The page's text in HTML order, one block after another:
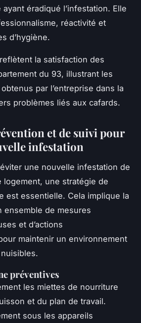
éradiqué l’infestation. Elle
réactivité et
d’hygiène.
la satisfaction des
du 93, illustrant les
par l’entreprise dans la
problèmes liés aux cafards.
et de suivi pour
infestation
une nouvelle infestation de
logement, une stratégie de
est essentielle. Cela implique la
ensemble de mesures
et d’actions
maintenir un environnement
préventives
les miettes de nourriture
et du plan de travail.
sous les appareils